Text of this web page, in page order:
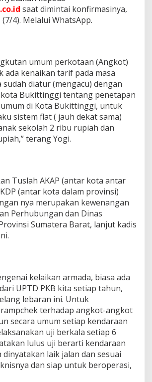
saat dimintai konfirmasinya,
4). Melalui WhatsApp.
umum perkotaan (Angkot)
ada kenaikan tarif pada masa
diatur (mengacu) dengan
Bukittinggi tentang penetapan
di Kota Bukittinggi, untuk
sistem flat ( jauh dekat sama)
sekolah 2 ribu rupiah dan
terang Yogi.
Tuslah AKAP (antar kota antar
(antar kota dalam provinsi)
nya merupakan kewenangan
Perhubungan dan Dinas
Sumatera Barat, lanjut kadis
kelaikan armada, biasa ada
UPTD PKB kita setiap tahun,
lebaran ini. Untuk
terhadap angkot-angkot
secara umum setiap kendaraan
uji berkala setiap 6
lulus uji berarti kendaraan
laik jalan dan sesuai
dan siap untuk beroperasi,